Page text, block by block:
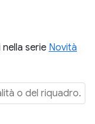
serie Novità